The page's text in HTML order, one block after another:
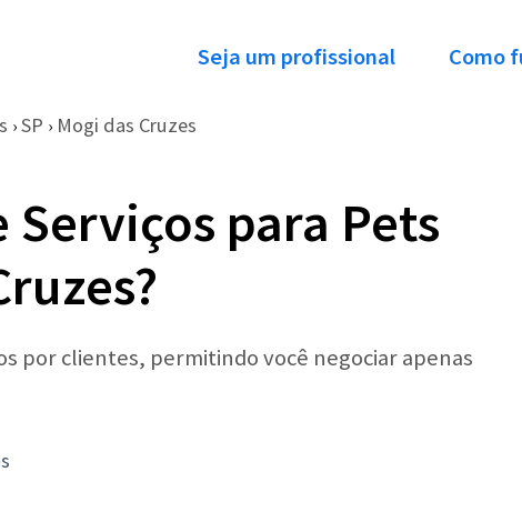
Seja um profissional Como
› SP › Mogi das Cruzes
Serviços para Pets
por clientes, permitindo você negociar apenas